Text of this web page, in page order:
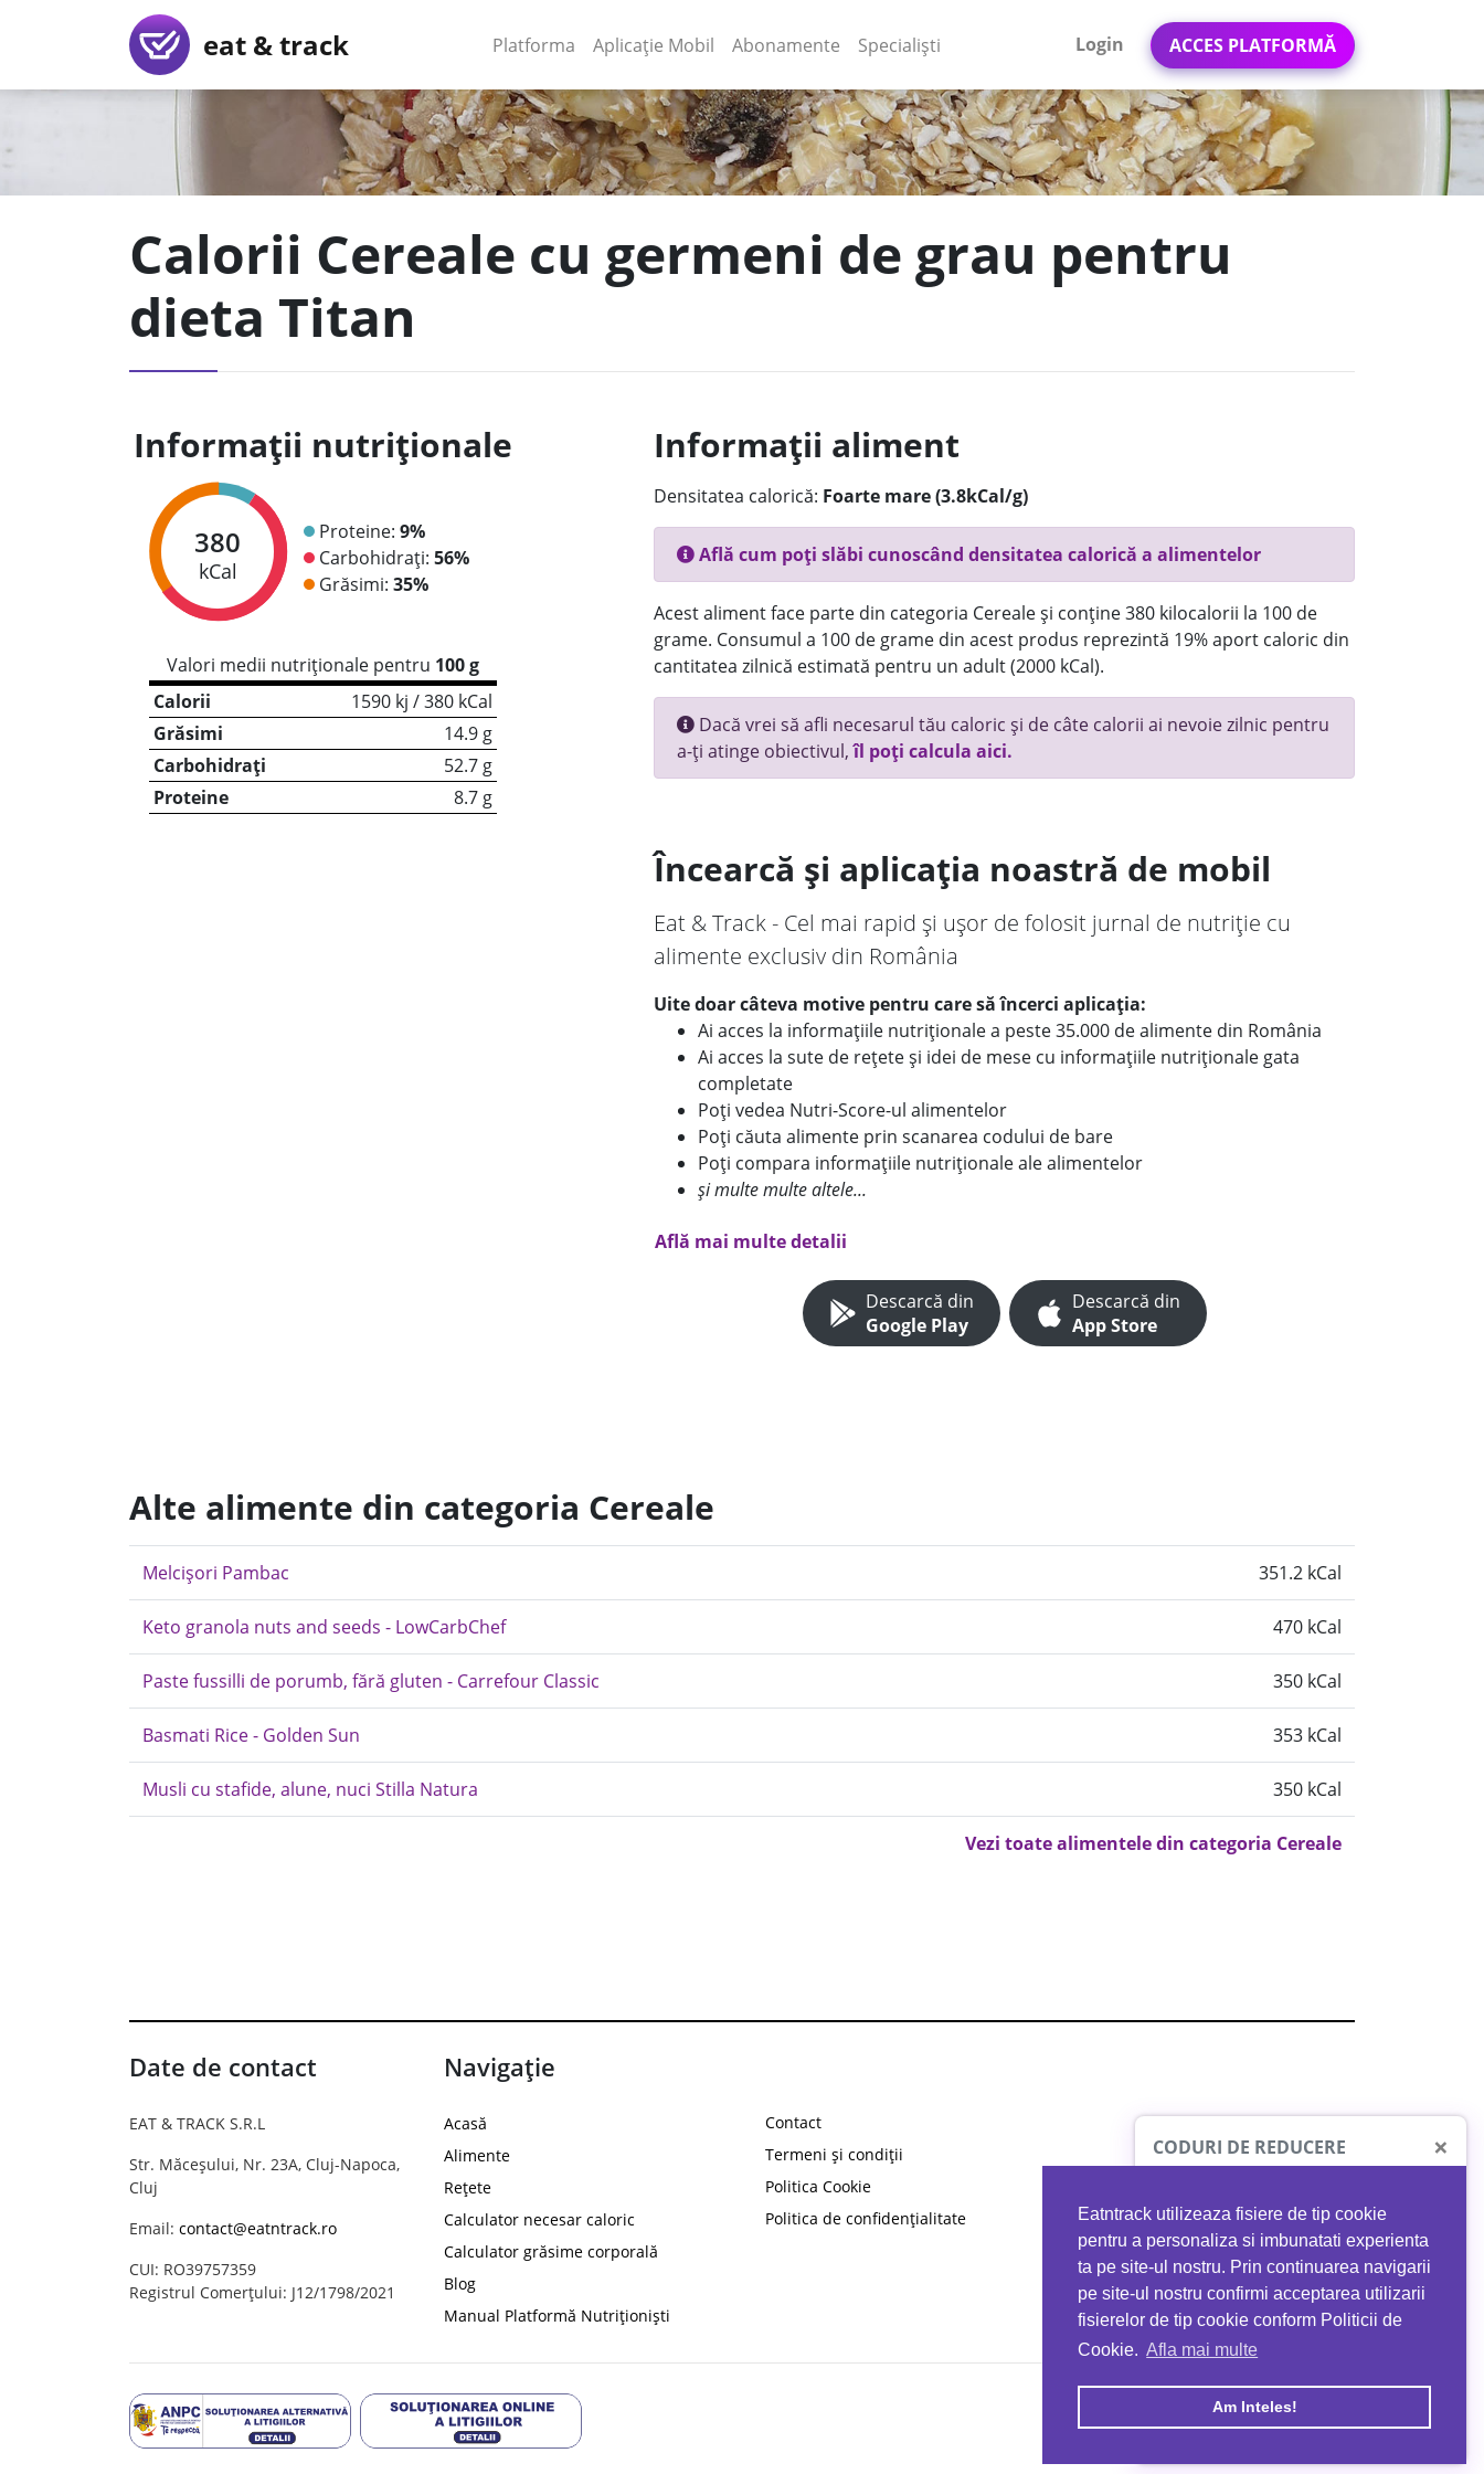
Eatntrack utilizeaza fisiere de tip cookie
pentru a personaliza si imbunatati experienta
ta pe site-ul nostru. Prin continuarea navigarii
pe site-ul nostru confirmi acceptarea utilizarii
fisierelor de tip cookie conform Politicii de
Cookie. Afla mai multe
Am Inteles!
eat & track Platforma (current)
Aplicație Mobil (current)
Abonamente Specialiști Login ACCES PLATFORMĂ
Calorii Cereale cu germeni de grau pentru
dieta Titan
Informații nutriționale
380
kCal
Proteine: 9%
Carbohidrați: 56%
Grăsimi: 35%
Valori medii nutriționale pentru 100 g
Calorii
1590 kj / 380 kCal
Grăsimi
14.9 g
Carbohidrați
52.7 g
Proteine
8.7 g
Informații aliment
Densitatea calorică: Foarte mare (3.8kCal/g)
Află cum poți slăbi cunoscând densitatea calorică a alimentelor
Acest aliment face parte din categoria Cereale și conține 380 kilocalorii la 100 de
grame. Consumul a 100 de grame din acest produs reprezintă 19% aport caloric din
cantitatea zilnică estimată pentru un adult (2000 kCal).
Dacă vrei să afli necesarul tău caloric și de câte calorii ai nevoie zilnic pentru
a-ți atinge obiectivul,îl poți calcula aici.
Încearcă și aplicația noastră de mobil
Eat & Track - Cel mai rapid și ușor de folosit jurnal de nutriție cu
alimente exclusiv din România
Uite doar câteva motive pentru care să încerci aplicația:
Ai acces la informațiile nutriționale a peste 35.000 de alimente din România
Ai acces la sute de rețete și idei de mese cu informațiile nutriționale gata
completate
Poți vedea Nutri-Score-ul alimentelor
Poți căuta alimente prin scanarea codului de bare
Poți compara informațiile nutriționale ale alimentelor
și multe multe altele...
Află mai multe detalii
Descarcă din
Google Play
Descarcă din
App Store
Alte alimente din categoria Cereale
Melcișori Pambac 351.2 kCal
Keto granola nuts and seeds - LowCarbChef 470 kCal
Paste fussilli de porumb, fără gluten - Carrefour Classic 350 kCal
Basmati Rice - Golden Sun 353 kCal
Musli cu stafide, alune, nuci Stilla Natura 350 kCal
Vezi toate alimentele din categoria Cereale
Date de contact
EAT & TRACK S.R.L
Str. Măceșului, Nr. 23A, Cluj-Napoca,
Cluj
Email: contact@eatntrack.ro
CUI: RO39757359
Registrul Comerțului: J12/1798/2021
Navigație
Acasă
Alimente
Rețete
Calculator necesar caloric
Calculator grăsime corporală
Blog
Manual Platformă Nutriționiști
Contact
Termeni și condiții
Politica Cookie
Politica de confidențialitate
CODURI DE REDUCERE ×
PROTO41
reducere la orice comandă
EATNTRACK
MYPROTEIN
Ai40%reducere la orice comandă
folosind codul EATTRACK